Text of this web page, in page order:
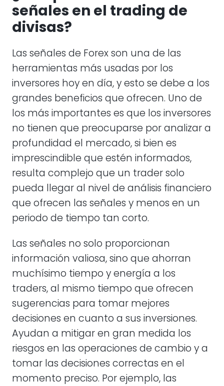
señales en el trading de
divisas?
Las señales de Forex son una de las
herramientas más usadas por los
inversores hoy en día, y esto se debe a los
grandes beneficios que ofrecen. Uno de
los más importantes es que los inversores
no tienen que preocuparse por analizar a
profundidad el mercado, si bien es
imprescindible que estén informados,
resulta complejo que un trader solo
pueda llegar al nivel de análisis financiero
que ofrecen las señales y menos en un
periodo de tiempo tan corto.
Las señales no solo proporcionan
información valiosa, sino que ahorran
muchísimo tiempo y energía a los
traders, al mismo tiempo que ofrecen
sugerencias para tomar mejores
decisiones en cuanto a sus inversiones.
Ayudan a mitigar en gran medida los
riesgos en las operaciones de cambio y a
tomar las decisiones correctas en el
momento preciso. Por ejemplo, las